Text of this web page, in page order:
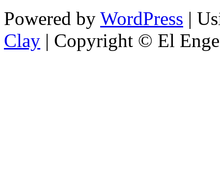
Powered by WordPress |
Clay | Copyright © El